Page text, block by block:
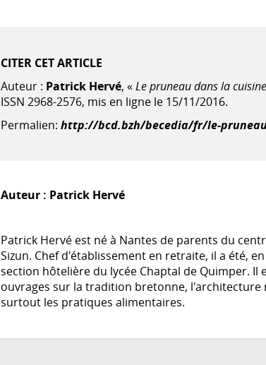
CITER CET ARTICLE
Auteur : Patrick Hervé, «Le pruneau dans la
ISSN 2968-2576, mis en ligne le 15/11/2016.
Permalien:http://bcd.bzh/becedia/fr/le-
Auteur : Patrick Hervé
Patrick Hervé est né à Nantes de parents du
Sizun. Chef d'établissement en retraite, il a été,
section hôtelière du lycée Chaptal de Quimper.
ouvrages sur la tradition bretonne, l'architecture
surtout les pratiques alimentaires.